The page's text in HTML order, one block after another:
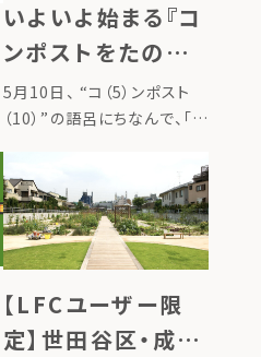
いよいよ始まる『コ
ンポストをたのし
む日』 全国でイベ
ント同時開催
5月10日、 “コ（5）ンポスト
（10）”の語呂にちなんで、「コ
て、日本の記念日に制定され
ました。 コンポストは、台所
の生ごみを捨てずに宝物に
変え、循環することで自然と
人との繋がりを取り戻しなが
[…]
【LFCユーザー限
定】世田谷区・成城